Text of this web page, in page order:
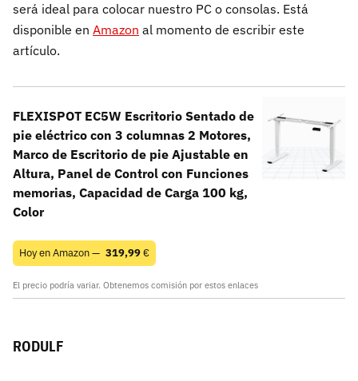
será ideal para colocar nuestro PC o consolas. Está
disponible en Amazon al momento de escribir este
artículo.
FLEXISPOT EC5W Escritorio Sentado de
pie eléctrico con 3 columnas 2 Motores,
Marco de Escritorio de pie Ajustable en
Altura, Panel de Control con Funciones
memorias, Capacidad de Carga 100 kg,
Color
Hoy en Amazon — 319,99€
El precio podría variar. Obtenemos comisión por estos enlaces
RODULF